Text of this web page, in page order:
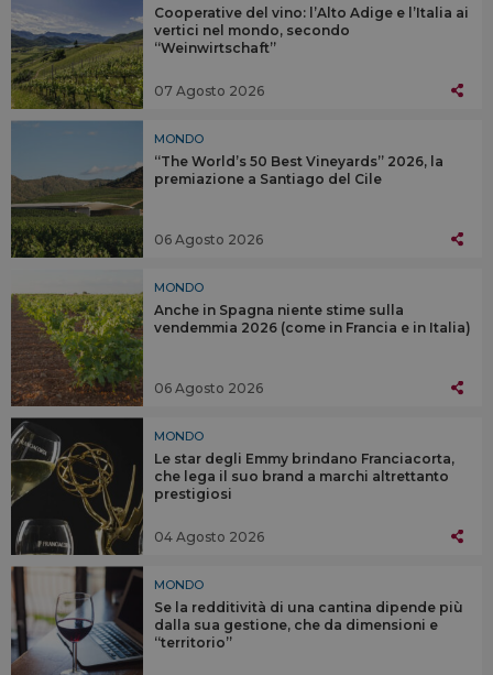
Cooperative del vino: l’Alto Adige e l’Italia ai
vertici nel mondo, secondo
“Weinwirtschaft”
07 Agosto 2026
MONDO
“The World’s 50 Best Vineyards” 2026, la
premiazione a Santiago del Cile
06 Agosto 2026
MONDO
Anche in Spagna niente stime sulla
vendemmia 2026 (come in Francia e in Italia)
06 Agosto 2026
MONDO
Le star degli Emmy brindano Franciacorta,
che lega il suo brand a marchi altrettanto
prestigiosi
04 Agosto 2026
MONDO
Se la redditività di una cantina dipende più
dalla sua gestione, che da dimensioni e
“territorio”